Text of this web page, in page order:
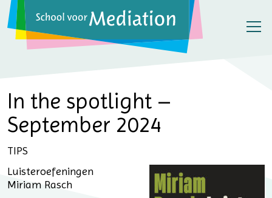
In the spotlight –
September 2024
TIPS
Luisteroefeningen
Miriam Rasch